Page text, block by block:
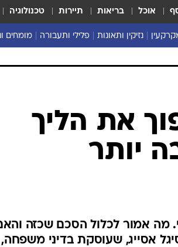
אוכל בריאות תיירות טכנולוגיה
נזיקין ותאונות פלילי ותעבורה מומחים
את הליך
יותר
מה אמור לכלול הסכם שכזה
סיגל אסייג, שעוסקת בדיני משפחה,